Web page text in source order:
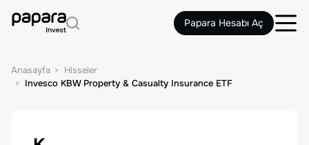
Papara Hesabı Aç
Anasayfa
Hisseler
Invesco KBW Property & Casualty Insurance ETF